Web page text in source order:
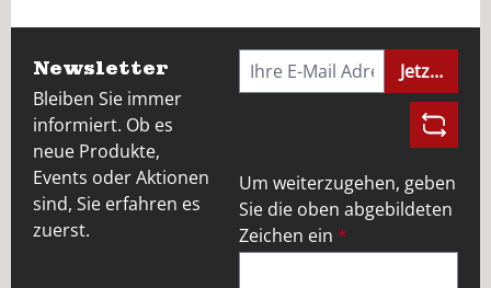
Newsletter
Bleiben Sie immer
informiert. Ob es
neue Produkte,
Events oder Aktionen
sind, Sie erfahren es
zuerst.
Jetzt
Um weiterzugehen, geben
Sie die oben abgebildeten
Zeichen ein *